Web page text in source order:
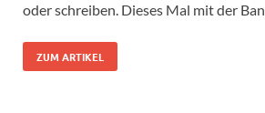
oder schreiben. Dieses Mal mit der
ZUM ARTIKEL